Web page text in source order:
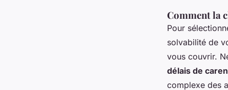
Comment la
Pour
solvabilité de
vous couvrir.
délais de
complexe des